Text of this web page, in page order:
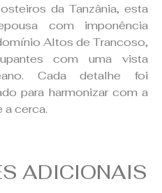
da Tanzânia, esta
com imponência
Altos de Trancoso,
com uma vista
Cada detalhe foi
para harmonizar com a
a cerca.
ADICIONAIS